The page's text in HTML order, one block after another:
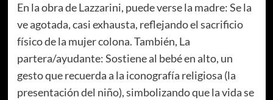
En la obra de Lazzarini, puede verse la madre: Se la
ve agotada, casi exhausta, reflejando el sacrificio
físico de la mujer colona. También, La
partera/ayudante: Sostiene al bebé en alto, un
gesto que recuerda a la iconografía religiosa (la
presentación del niño), simbolizando que la vida se